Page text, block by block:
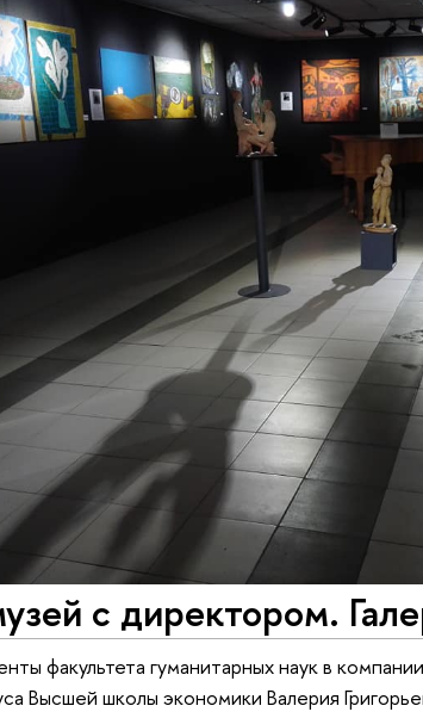
с директором.
факультета гуманитарных наук в
Высшей школы экономики Валерия